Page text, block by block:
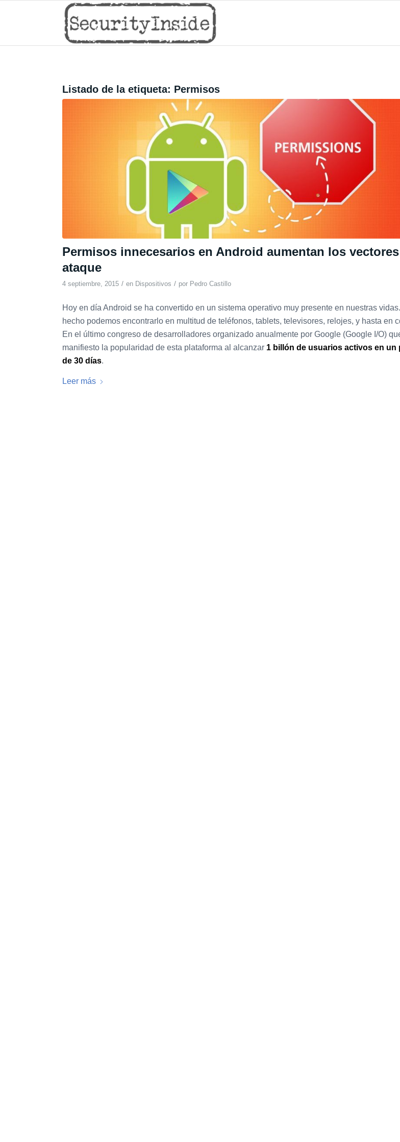
Listado de la etiqueta: Permisos
Permisos innecesarios en Android aumentan los
ataque
4 septiembre, 2015 / en Dispositivos / por Pedro Castillo
Hoy en día Android se ha convertido en un sistema operativo muy presente en nuestras
hecho podemos encontrarlo en multitud de teléfonos, tablets, televisores, relojes, y hasta en
En el último congreso de desarrolladores organizado anualmente por Google (Google I/O)
manifiesto la popularidad de esta plataforma al alcanzar 1 billón de usuarios activos en un
de 30 días.
Leer más